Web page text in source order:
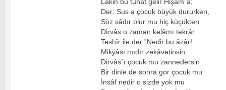
Der: Sus a çocuk büyük dururken,
Söz sâdır olur mu hiç küçükten
Dirvâs o zaman kelâmı tekrâr
Teshîr ile der:”Nedir bu âzâr!
Mikyâsı mıdır zekâvetinsin
Dirvâs´ı çocuk mu zannedersin
Bir dinle de sonra gör çocuk mu
İnsâf nedir o sizde yok mu